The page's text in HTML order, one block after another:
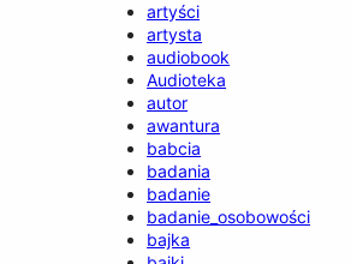
artyści
artysta
audiobook
Audioteka
autor
awantura
babcia
badania
badanie
badanie_osobowości
bajka